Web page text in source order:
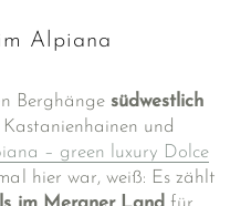
Alpiana
Berghänge südwestlich
Kastanienhainen und
– green luxury Dolce
hier war, weiß: Es zählt